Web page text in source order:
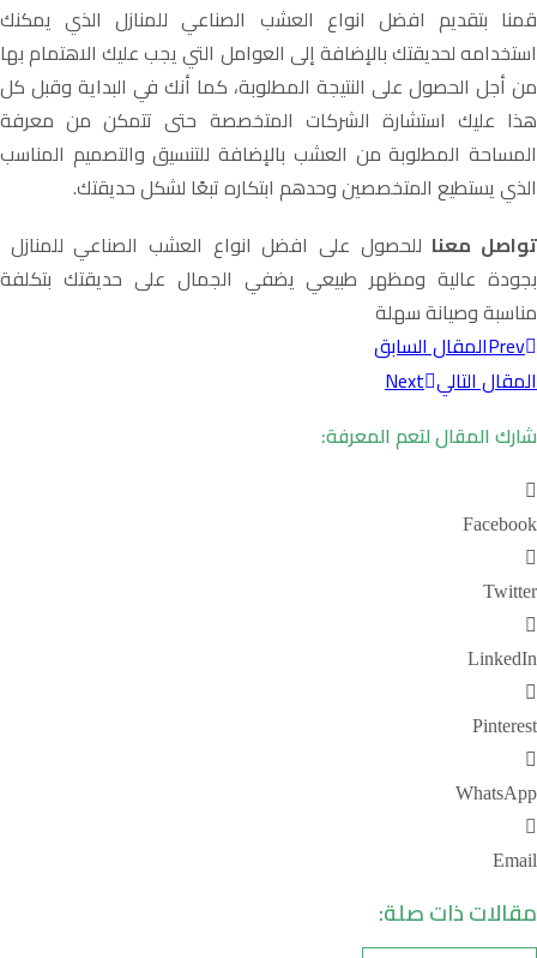
قمنا بتقديم افضل انواع العشب الصناعي للمنازل الذي يمكنك
استخدامه لحديقتك بالإضافة إلى العوامل التي يجب عليك الاهتمام بها
من أجل الحصول على النتيجة المطلوبة، كما أنك في البداية وقبل كل
هذا عليك استشارة الشركات المتخصصة حتى تتمكن من معرفة
المساحة المطلوبة من العشب بالإضافة للتنسيق والتصميم المناسب
الذي يستطيع المتخصصين وحدهم ابتكاره تبعًا لشكل حديقتك.
تواصل معنا للحصول على افضل انواع العشب الصناعي للمنازل
بجودة عالية ومظهر طبيعي يضفي الجمال على حديقتك بتكلفة
مناسبة وصيانة سهلة
Prevالمقال السابق
المقال التالي Next
شارك المقال لتعم المعرفة:
Facebook
Twitter
LinkedIn
Pinterest
WhatsApp
Email
مقالات ذات صلة: